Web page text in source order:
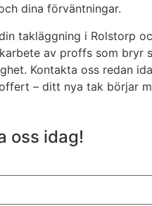
dina förväntningar.
takläggning i Rolstorp
av proffs som bryr
Kontakta oss redan
– ditt nya tak börjar
oss idag!